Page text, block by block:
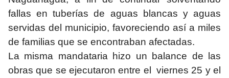
fallas en tuberías de aguas blancas y aguas
servidas del municipio, favoreciendo así a miles
de familias que se encontraban afectadas.
La misma mandataria hizo un balance de las
obras que se ejecutaron entre el viernes 25 y el